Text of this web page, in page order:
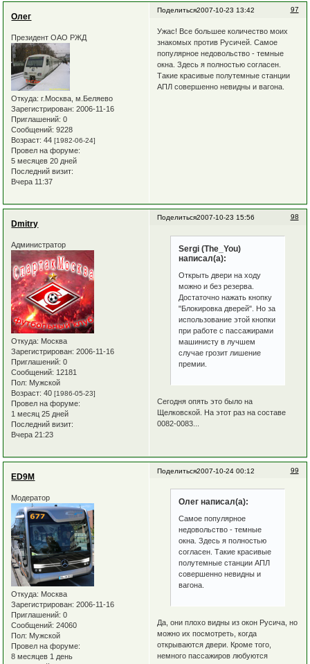
Поделиться 97
2007-10-23 13:42
Олег
Президент ОАО РЖД
Откуда: г.Москва, м.Беляево
Зарегистрирован: 2006-11-16
Приглашений: 0
Сообщений: 9228
Возраст: 44[1982-06-24]
Провел на форуме:
5 месяцев 20 дней
Последний визит:
Вчера 11:37
Ужас! Все большее количество моих
знакомых против Русичей. Самое
популярное недовольство - темные
окна. Здесь я полностью согласен.
Такие красивые полутемные станции
АПЛ совершенно невидны и вагона.
Поделиться 98
2007-10-23 15:56
Dmitry
Администратор
Откуда: Москва
Зарегистрирован: 2006-11-16
Приглашений: 0
Сообщений: 12181
Пол: Мужской
Возраст: 40[1986-05-23]
Провел на форуме:
1 месяц 25 дней
Последний визит:
Вчера 21:23
Sergi (The_You)
написал(а):
Открыть двери на ходу
можно и без резерва.
Достаточно нажать кнопку
"Блокировка дверей". Но за
использование этой кнопки
при работе с пассажирами
машинисту в лучшем
случае грозит лишение
премии.
Сегодня опять это было на
Щелковской. На этот раз на составе
0082-0083...
Поделиться 99
2007-10-24 00:12
ED9M
Модератор
Откуда: Москва
Зарегистрирован: 2006-11-16
Приглашений: 0
Сообщений: 24060
Пол: Мужской
Провел на форуме:
8 месяцев 1 день
Олег написал(а):
Самое популярное
недовольство - темные
окна. Здесь я полностью
согласен. Такие красивые
полутемные станции АПЛ
совершенно невидны и
вагона.
Да, они плохо видны из окон Русича, но
можно их посмотреть, когда
открываются двери. Кроме того,
немного пассажиров любуются